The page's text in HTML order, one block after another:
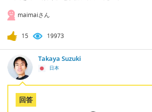
maimaiさん
15 19973
Takaya Suzuki
日本
回答